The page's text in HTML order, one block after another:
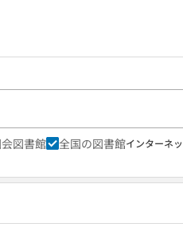
図書館 全国の図書館インターネ